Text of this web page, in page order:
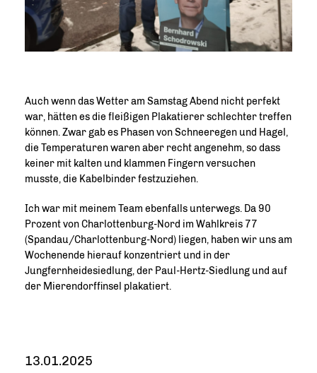
Auch wenn das Wetter am Samstag Abend nicht perfekt
war, hätten es die fleißigen Plakatierer schlechter treffen
können. Zwar gab es Phasen von Schneeregen und Hagel,
die Temperaturen waren aber recht angenehm, so dass
keiner mit kalten und klammen Fingern versuchen
musste, die Kabelbinder festzuziehen.
Ich war mit meinem Team ebenfalls unterwegs. Da 90
Prozent von Charlottenburg-Nord im Wahlkreis 77
(Spandau/Charlottenburg-Nord) liegen, haben wir uns am
Wochenende hierauf konzentriert und in der
Jungfernheidesiedlung, der Paul-Hertz-Siedlung und auf
der Mierendorffinsel plakatiert.
13.01.2025